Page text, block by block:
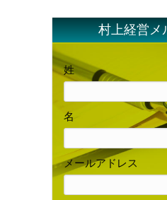
村上経営メ
姓
名
メールアドレス